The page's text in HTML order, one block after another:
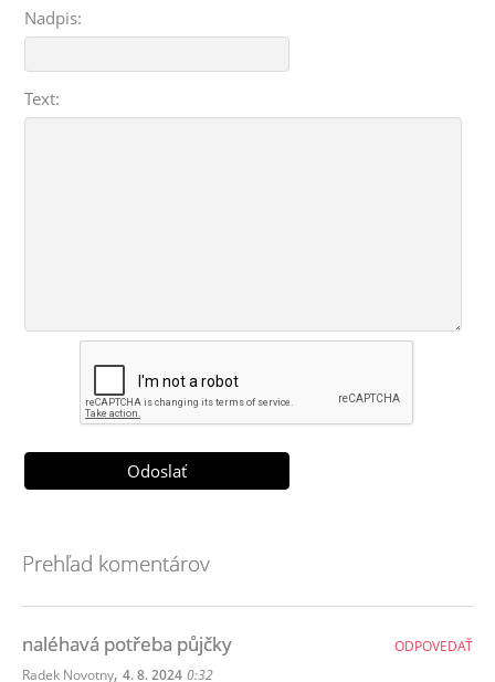
Nadpis:
Text:
Prehľad komentárov
naléhavá potřeba půjčky
Radek Novotny, 4. 8. 2024 0:32
ODPOVEDAŤ